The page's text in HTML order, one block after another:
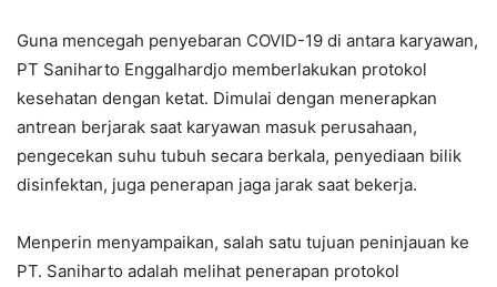
Guna mencegah penyebaran COVID-19 di antara karyawan,
PT Saniharto Enggalhardjo memberlakukan protokol
kesehatan dengan ketat. Dimulai dengan menerapkan
antrean berjarak saat karyawan masuk perusahaan,
pengecekan suhu tubuh secara berkala, penyediaan bilik
disinfektan, juga penerapan jaga jarak saat bekerja.
Menperin menyampaikan, salah satu tujuan peninjauan ke
PT. Saniharto adalah melihat penerapan protokol